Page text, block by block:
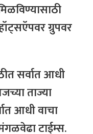
ग्रुपवर
सर्वातआधी
ताज्या
आधी वाचा
टाईम्स.